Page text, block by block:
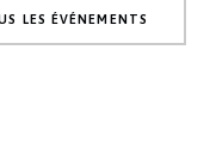
LES ÉVÉNEMENTS